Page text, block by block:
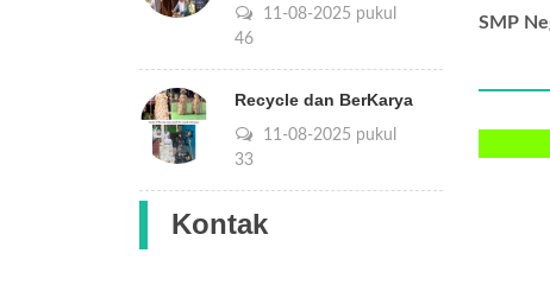
11-08-2025 pukul
15:46
Recycle dan BerKarya
11-08-2025 pukul
15:33
Kontak
SMP